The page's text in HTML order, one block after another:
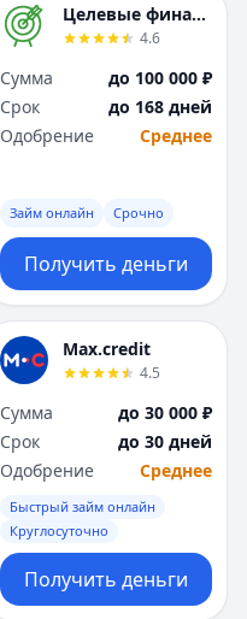
Целевые финансы
4.6
Сумма
до 100 000 ₽
Срок
до 168 дней
Одобрение
Среднее
Займ онлайн Срочно
Получить деньги
Max.credit
4.5
Сумма
до 30 000 ₽
Срок
до 30 дней
Одобрение
Среднее
Быстрый займ онлайн
Круглосуточно
Получить деньги